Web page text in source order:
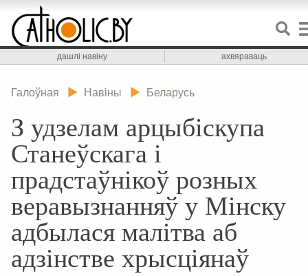
дашлі навіну ахвяраваць
Галоўная Навіны Беларусь
З удзелам арцыбіскупа
Станеўскага і
прадстаўнікоў розных
веравызнанняў у Мінску
адбылася малітва аб
адзінстве хрысціянаў